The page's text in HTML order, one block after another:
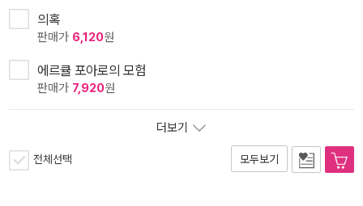
의혹
판매가 6,120원
에르큘 포아로의 모험
판매가 7,920원
더보기
전체선택 모두보기